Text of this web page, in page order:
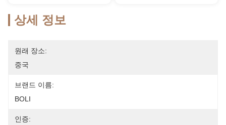
상세 정보
원래 장소:
중국
브랜드 이름:
BOLI
인증: